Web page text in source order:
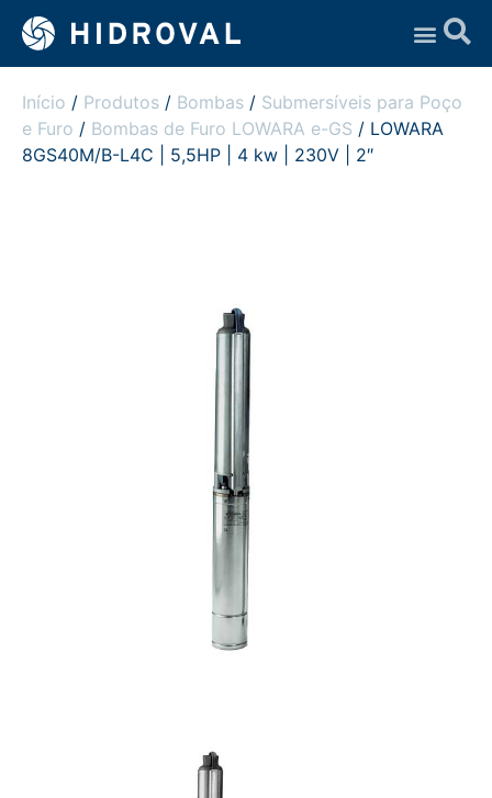
Início / Produtos / Bombas / Submersíveis para Poço
e Furo / Bombas de Furo LOWARA e-GS / LOWARA
8GS40M/B-L4C | 5,5HP | 4 kw | 230V | 2″